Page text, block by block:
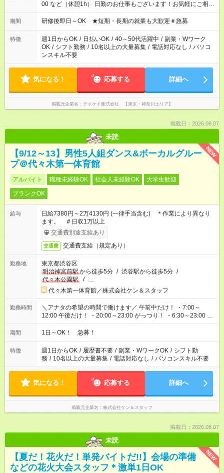
00 など（休憩1h） 日勤のお仕事もございます！お気軽にご相談
ください！
期間 研修後即日～OK ★短期・長期の就業も大歓迎＃急募
特徴 週1日からOK / 日払いOK / 40～50代活躍中 / 副業・Wワーク
OK / シフト勤務 / 10名以上の大量募集 / 電話対応なし / パソコ
ンスキル不要
気になる！ 応募する 詳細へ
掲載元企業名 テイケイ株式会社 【東京・神奈川エリア】
掲載日：2026.08.07
未読
NEW
【9/12～13】男性5人組ダンス&ボーカルグルー
プ＠代々木第一体育館
アルバイト 職種未経験OK 社会人未経験OK
大学生歓迎
ブランクOK
給与
日給7380円～2万4130円 (一律手当含む) ＊作業により異なり
ます。 ＃日収1万以上
交通費別途支給あり
交通費 交通費支給（規定あり）
勤務地
東京都渋谷区
明治神宮前駅から徒歩5分 / 渋谷駅から徒歩5分 /
代々木公園駅
/ …
代々木第一体育館／株式会社ケン＆スタッフ
勤務時間
＼アナタの希望の時間で働けます／ 午前中だけ！ ・7:00～
12:00 午後だけ！ ・20:00～23:00 がっつり！ ・6:30～23:00 ・
12:00～21:00 ・16:00～翌8:00 …etc ※時間曜日イベントによ
り異なります。
期間 1日～OK！ 急募！
特徴 週1日からOK / 履歴書不要 / 副業・WワークOK / シフト勤
務 / 10名以上の大量募集 / 電話対応なし / パソコンスキル不要
気になる！ 応募する 詳細へ
掲載元企業名 株式会社ケン＆スタッフ
掲載日：2026.08.07
未読
NEW
【夏だ！花火だ！単発バイトだ!!】会場の準備
などの花火大会スタッフ＊激単1日OK